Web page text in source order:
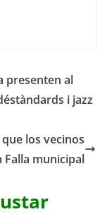
presenten al
i jazz
los vecinos
Falla municipal